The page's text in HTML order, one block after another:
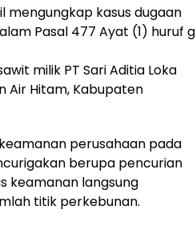
mengungkap kasus dugaan
Pasal 477 Ayat (1) huruf g
milik PT Sari Aditia Loka
Air Hitam, Kabupaten
perusahaan pada
berupa pencurian
keamanan langsung
titik perkebunan.